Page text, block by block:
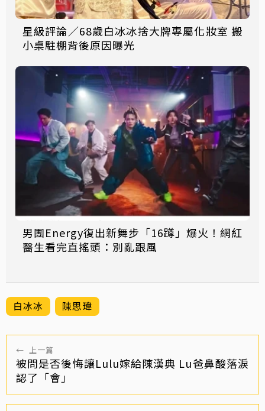
星級評論／68歲白冰冰捨大牌專屬化妝室 搬
小桌駐棚背後原因曝光
男團Energy復出新舞步「16蹲」爆火！網紅
醫生看完直搖頭：別亂跟風
白冰冰 陳思瑋
← 上一篇
被問是否後悔讓Lulu嫁給陳漢典 Lu爸鼻酸落淚
認了「會」